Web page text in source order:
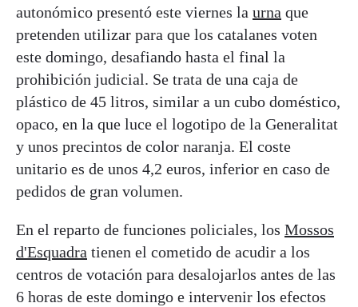
autonómico presentó este viernes la urna que
pretenden utilizar para que los catalanes voten
este domingo, desafiando hasta el final la
prohibición judicial. Se trata de una caja de
plástico de 45 litros, similar a un cubo doméstico,
opaco, en la que luce el logotipo de la Generalitat
y unos precintos de color naranja. El coste
unitario es de unos 4,2 euros, inferior en caso de
pedidos de gran volumen.
En el reparto de funciones policiales, los Mossos
d'Esquadra tienen el cometido de acudir a los
centros de votación para desalojarlos antes de las
6 horas de este domingo e intervenir los efectos